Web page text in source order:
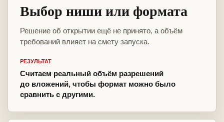
Выбор ниши или формата
Решение об открытии ещё не принято, а объём
требований влияет на смету запуска.
РЕЗУЛЬТАТ
Считаем реальный объём разрешений
до вложений, чтобы формат можно было
сравнить с другими.